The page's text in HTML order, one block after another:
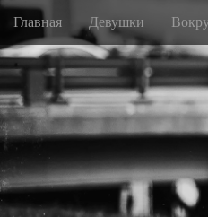
M
i
n
m
e
n
u
S
i
p
t
o
c
o
n
t
e
Главная Девушки